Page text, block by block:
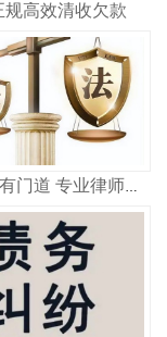
规高效清收欠款
上海追债有门道 专业律师教你高效要回钱